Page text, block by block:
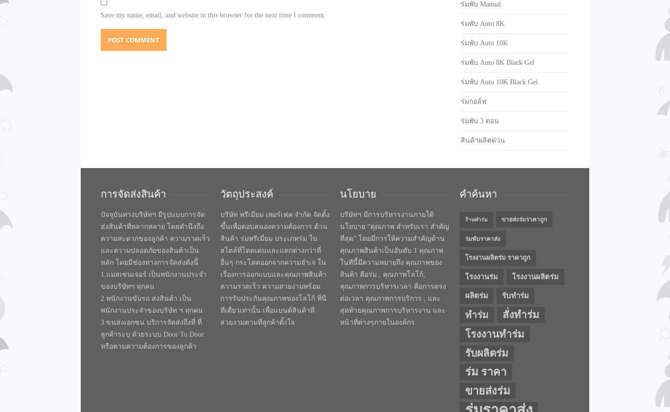
Save my name, email, and website in this browser for the next time I comment.
ร่มพับ Manual
ร่มพับ Auto 8K
ร่มพับ Auto 10K
ร่มพับ Auto 8K Black Gel
ร่มพับ Auto 10K Black Gel
ร่มกอล์ฟ
ร่มพับ 3 ตอน
สินค้าผลิตด่วน
การจัดส่งสินค้า
ปัจจุบันทางบริษัทฯ มีรูปแบบการจัด
ส่งสินค้าที่หลากหลาย โดยคำนึงถึง
ความสะดวกของลูกค้า ความรวดเร็ว
และความปลอดภัยของสินค้าเป็น
หลัก โดยมีช่องทางการจัดส่งดังนี้
1.แมสเซนเจอร์ เป็นพนักงานประจำ
ของบริษัทฯ ทุกคน
2.พนักงานขับรถ ส่งสินค้า เป็น
พนักงานประจำของบริษัท ฯ ทุกคน
3.ขนส่งเอกชน บริการจัดส่งถึงที่ ที่
ลูกค้าระบุ ด้วยระบบ Door To Door
หรือตามความต้องการของลูกค้า
วัตถุประสงค์
บริษัท พรีเมี่ยม เพอร์เฟค จำกัด จัดตั้ง
ขึ้นเพื่อตอบสนองความต้องการ ด้าน
สินค้า ร่มพรีเมี่ยม ประเภทร่ม ใน
สไตล์ที่โดดเด่นและแตกต่างกว่าที่
อื่นๆ กระโดดออกจากความจำเจ ใน
เรื่องการออกแบบและคุณภาพสินค้า
ความรวดเร็ว ความสวยงามพร้อม
การรับประกันคุณภาพของโลโก้ ที่นี่
ที่เดียวเท่านั้น เพื่อแบนด์สินค้าที่
สวยงามตามที่ลูกค้าตั้งใจ
นโยบาย
บริษัทฯ มีการบริหารงานภายใต้
นโยบาย “คุณภาพ สำหรับเรา สำคัญ
ที่สุด” โดยมีการให้ความสำคัญด้าน
คุณภาพสินค้าเป็นอันดับ 1 คุณภาพ
ในทีนี้มีความหมายถึง คุณภาพของ
สินค้า คือร่ม , คุณภาพโลโก้,
คุณภาพการบริหารเวลา คือการตรง
ต่อเวลา คุณภาพการบริการ , และ
สุดท้ายคุณภาพการบริหารงาน และ
หน้าที่ต่างๆภายในองค์กร
คำค้นหา
ร้านทำร่ม ขายส่งร่มราคาถูก
ร่มพับราคาส่ง
โรงงานผลิตร่ม ราคาถูก
โรงงานร่ม โรงงานผลิตร่ม
ผลิตร่ม รับทำร่ม
ทำร่ม
สั่งทำร่ม
โรงงานทำร่ม
รับผลิตร่ม
ร่ม ราคา
ขายส่งร่ม